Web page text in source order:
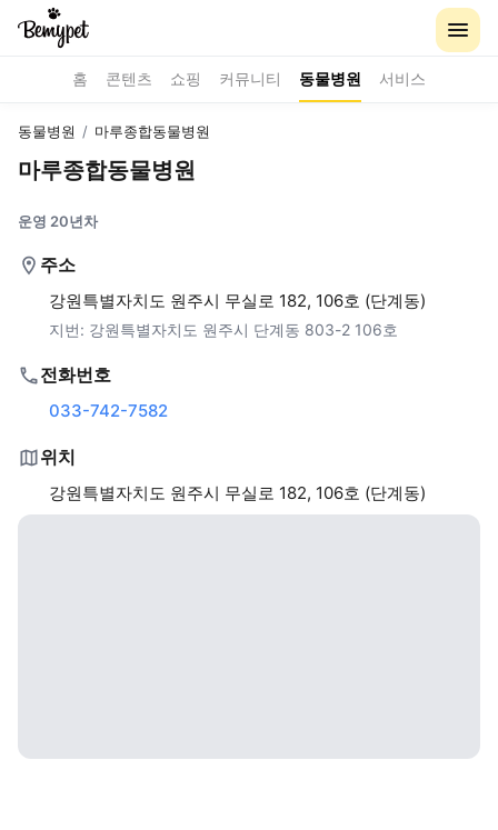
홈 콘텐츠 쇼핑 커뮤니티 동물병원 서비스
동물병원 / 마루종합동물병원
마루종합동물병원
운영 20년차
주소
강원특별자치도 원주시 무실로 182, 106호 (단계동)
지번: 강원특별자치도 원주시 단계동 803-2 106호
전화번호
033-742-7582
위치
강원특별자치도 원주시 무실로 182, 106호 (단계동)